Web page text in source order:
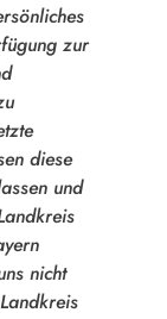
zur
diese
und
nicht